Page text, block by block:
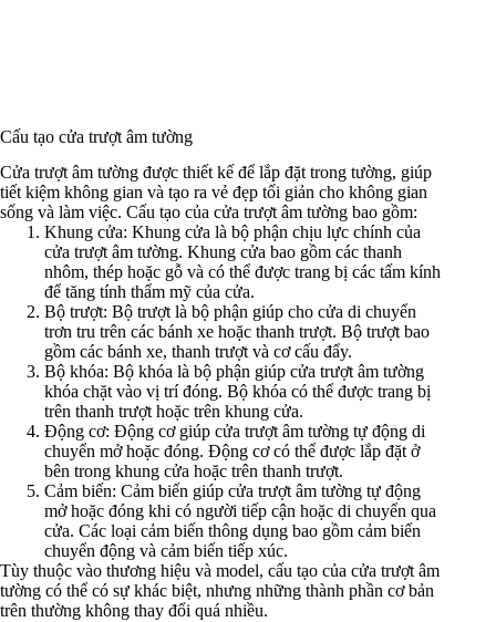
Cấu tạo cửa trượt âm tường
Cửa trượt âm tường được thiết kế để lắp đặt trong tường, giúp
tiết kiệm không gian và tạo ra vẻ đẹp tối giản cho không gian
sống và làm việc. Cấu tạo của cửa trượt âm tường bao gồm:
Khung cửa: Khung cửa là bộ phận chịu lực chính của
cửa trượt âm tường. Khung cửa bao gồm các thanh
nhôm, thép hoặc gỗ và có thể được trang bị các tấm kính
để tăng tính thẩm mỹ của cửa.
Bộ trượt: Bộ trượt là bộ phận giúp cho cửa di chuyển
trơn tru trên các bánh xe hoặc thanh trượt. Bộ trượt bao
gồm các bánh xe, thanh trượt và cơ cấu đẩy.
Bộ khóa: Bộ khóa là bộ phận giúp cửa trượt âm tường
khóa chặt vào vị trí đóng. Bộ khóa có thể được trang bị
trên thanh trượt hoặc trên khung cửa.
Động cơ: Động cơ giúp cửa trượt âm tường tự động di
chuyển mở hoặc đóng. Động cơ có thể được lắp đặt ở
bên trong khung cửa hoặc trên thanh trượt.
Cảm biến: Cảm biến giúp cửa trượt âm tường tự động
mở hoặc đóng khi có người tiếp cận hoặc di chuyển qua
cửa. Các loại cảm biến thông dụng bao gồm cảm biến
chuyển động và cảm biến tiếp xúc.
Tùy thuộc vào thương hiệu và model, cấu tạo của cửa trượt âm
tường có thể có sự khác biệt, nhưng những thành phần cơ bản
trên thường không thay đổi quá nhiều.